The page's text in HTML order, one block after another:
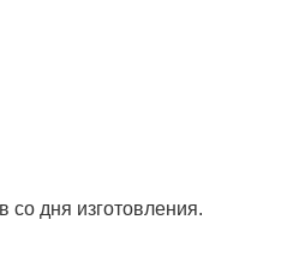
со дня изготовления.